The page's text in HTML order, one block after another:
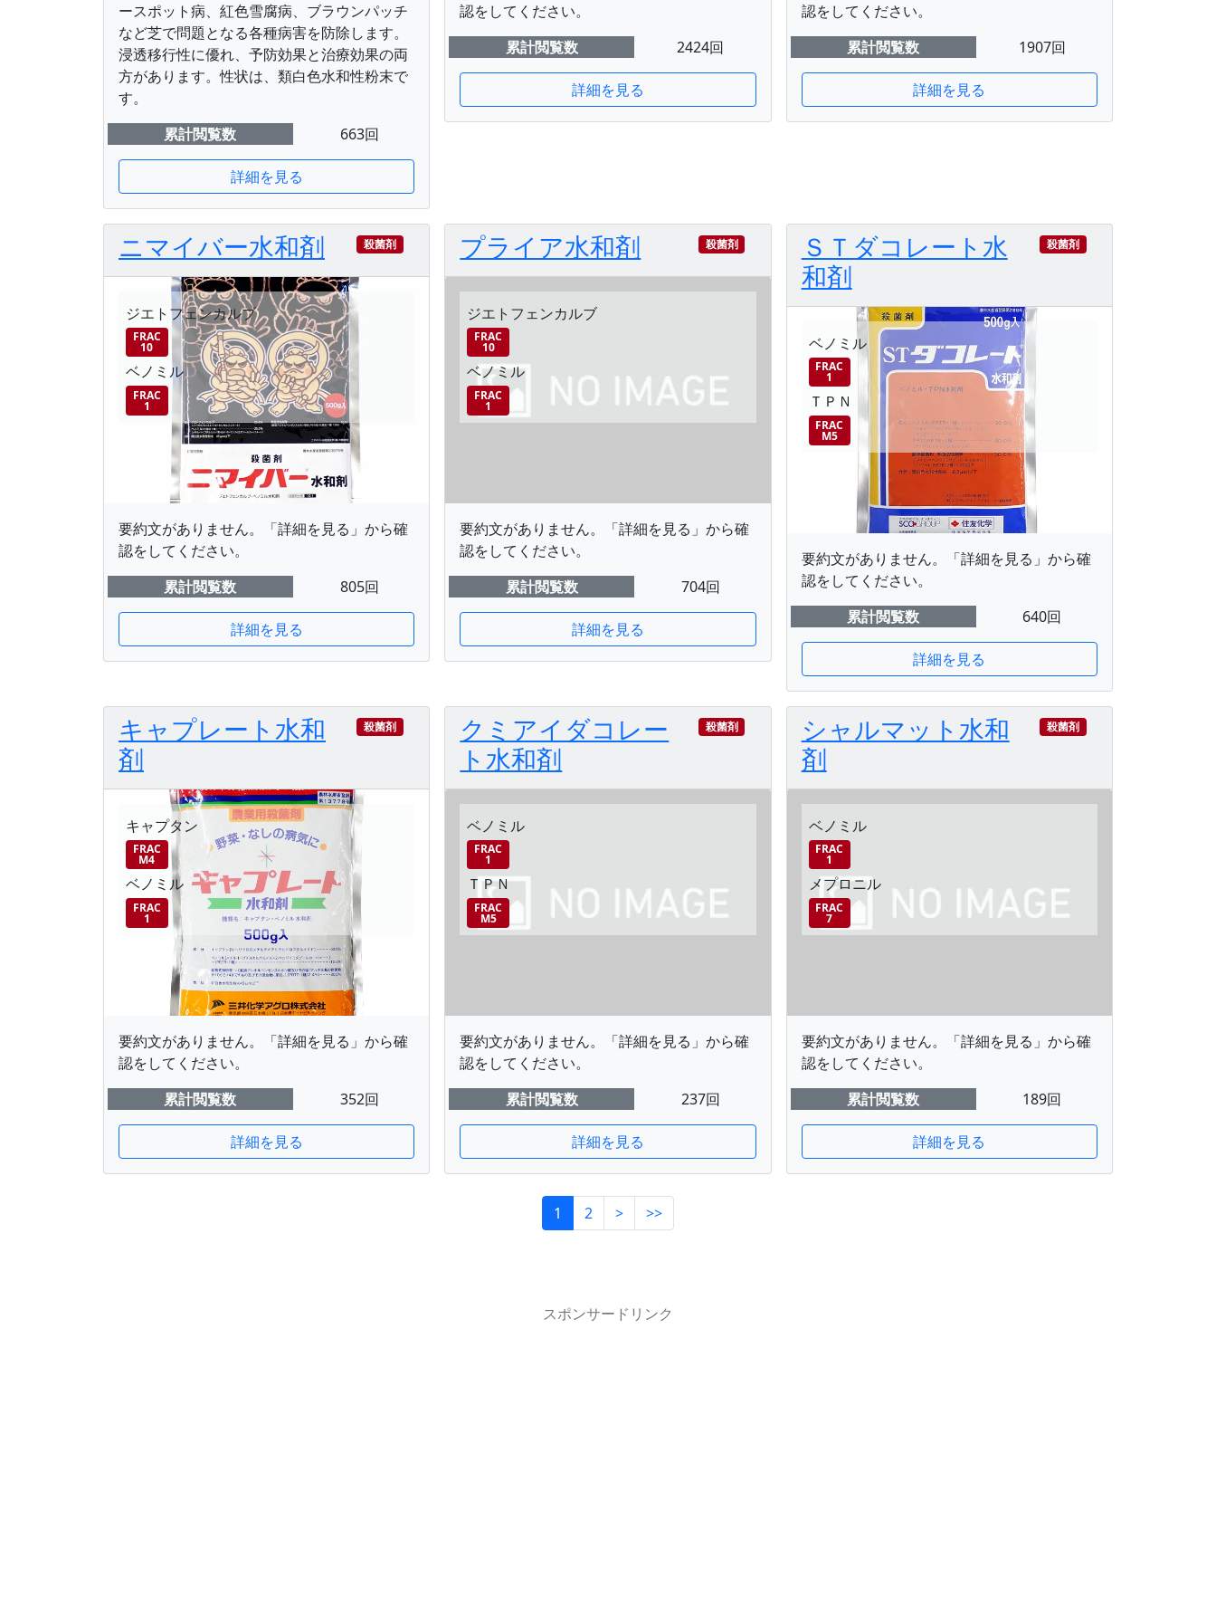
ースポット病、紅色雪腐病、ブラウンパッチ
など芝で問題となる各種病害を防除します。
浸透移行性に優れ、予防効果と治療効果の両
方があります。性状は、類白色水和性粉末で
す。
累計閲覧数
663回
詳細を見る
認をしてください。
累計閲覧数
2424回
詳細を見る
認をしてください。
累計閲覧数
1907回
詳細を見る
ニマイバー水和剤 殺菌剤
ジエトフェンカルブ
FRAC
10
ベノミル
FRAC
1
要約文がありません。「詳細を見る」から確
認をしてください。
累計閲覧数
805回
詳細を見る
プライア水和剤 殺菌剤
ジエトフェンカルブ
FRAC
10
ベノミル
FRAC
1
要約文がありません。「詳細を見る」から確
認をしてください。
累計閲覧数
704回
詳細を見る
ＳＴダコレート水
和剤
殺菌剤
ベノミル
FRAC
1
ＴＰＮ
FRAC
M5
要約文がありません。「詳細を見る」から確
認をしてください。
累計閲覧数
640回
詳細を見る
キャプレート水和
剤
殺菌剤
キャプタン
FRAC
M4
ベノミル
FRAC
1
要約文がありません。「詳細を見る」から確
認をしてください。
累計閲覧数
352回
詳細を見る
クミアイダコレー
ト水和剤
殺菌剤
ベノミル
FRAC
1
ＴＰＮ
FRAC
M5
要約文がありません。「詳細を見る」から確
認をしてください。
累計閲覧数
237回
詳細を見る
シャルマット水和
剤
殺菌剤
ベノミル
FRAC
1
メプロニル
FRAC
7
要約文がありません。「詳細を見る」から確
認をしてください。
累計閲覧数
189回
詳細を見る
1 2 > >>
スポンサードリンク